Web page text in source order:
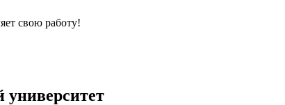
свою работу!
университет